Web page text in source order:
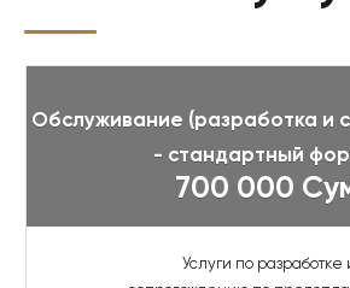
Обслуживание (разработка и
- стандартный
700 000
Услуги по разработке